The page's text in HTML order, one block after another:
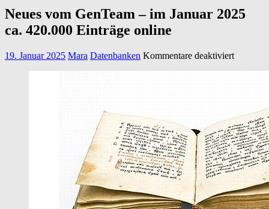
Neues vom GenTeam – im Januar 2025
ca. 420.000 Einträge online
19. Januar 2025 Mara Datenbanken Kommentare deaktiviertfür
Januar
2025
ca.
420.000
Einträge
online